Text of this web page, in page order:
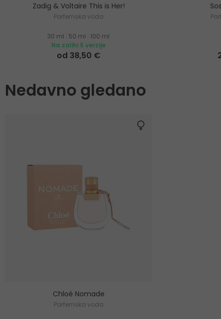
Zadig & Voltaire This is Her!
Parfemska voda
30 ml 50 ml
100 ml
Na zalihi 5 verzije
od 38,50 €
Nedavno gledano
Chloé Nomade
Parfemska voda